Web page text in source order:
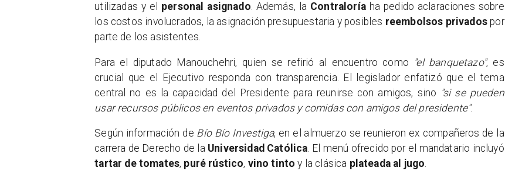
utilizadas y el personal asignado. Además, la Contraloríaha pedido aclaraciones sobre
los costos involucrados, la asignación presupuestaria y posibles reembolsos privadospor
parte de los asistentes.
Para el diputado Manouchehri, quien se refirió al encuentro como "el banquetazo", es
crucial que el Ejecutivo responda con transparencia. El legislador enfatizó que el tema
central no es la capacidad del Presidente para reunirse con amigos, sino "si se pueden
usar recursos públicos en eventos privados y comidas con amigos del presidente".
Según información de Bío Bío Investiga, en el almuerzo se reunieron ex compañeros de la
carrera de Derecho de la Universidad Católica . El menú ofrecido por el mandatario incluyó
tartar de tomates, puré rústico, vino tinto y la clásica plateada al jugo